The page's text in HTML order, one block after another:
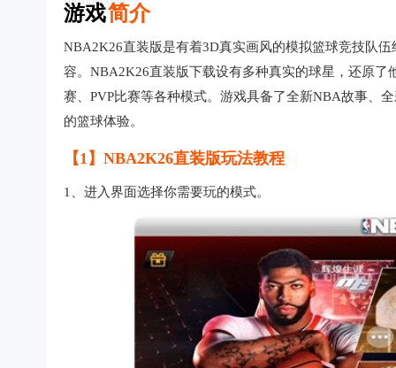
游戏简介
NBA2K26直装版是有着3D真实画风的模拟篮球竞技队
容。NBA2K26直装版下载设有多种真实的球星，还原
赛、PVP比赛等各种模式。游戏具备了全新NBA故事、
的篮球体验。
【1】NBA2K26直装版玩法教程
1、进入界面选择你需要玩的模式。